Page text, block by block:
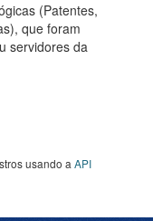
(Patentes,
que foram
servidores da
usando a API